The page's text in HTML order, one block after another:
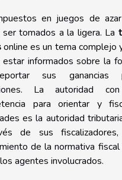
en juegos de
tomados a la ligera. La
online es un tema complejo
informados sobre la
sus ganancias
La autoridad
para orientar y
es la autoridad
de sus
de la normativa
agentes involucrados.